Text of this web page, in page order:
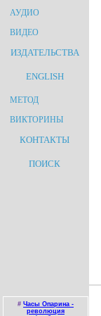
АУДИО
ВИДЕО
ИЗДАТЕЛЬСТВА
ENGLISH
МЕТОД
ВИКТОРИНЫ
КОНТАКТЫ
ПОИСК
# Часы Опарина -
революция